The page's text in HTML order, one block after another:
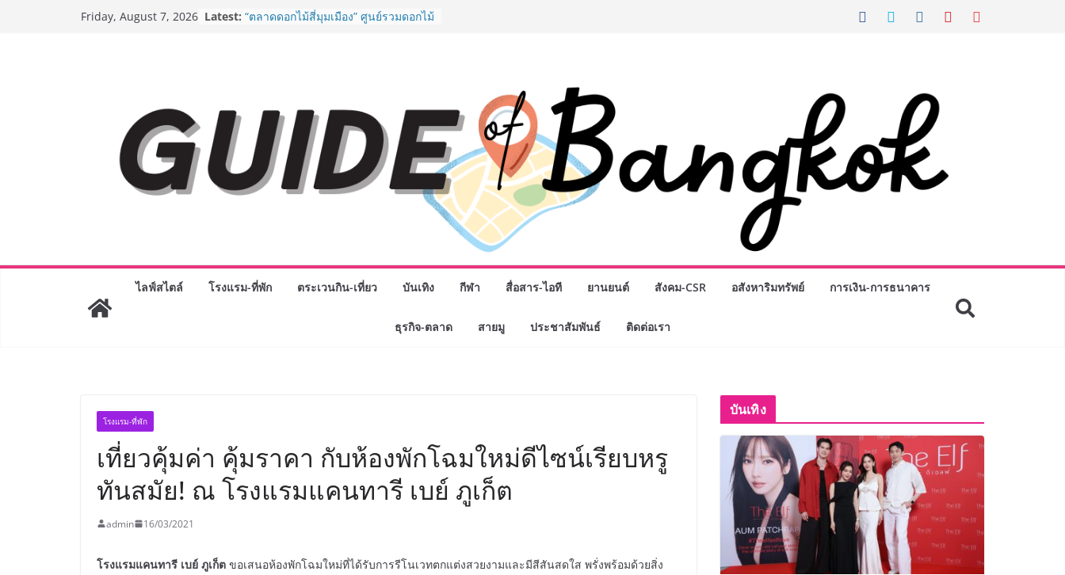
Friday, August 7, 2026 Latest: “ตลาดดอกไม้สี่มุมเมือง” ศูนย์รวมดอกไม้
“CE-7 MATCH” ฝีมือคนไทย ร่วมภารกิจ
สำรวจดวงจันทร์ 24 สิงหาคมนี้
8.8 “ซูเลียน” รวมพลังนักธุรกิจทั่ว
ประเทศ จัดประชุมใหญ่แห่งปี พบ CEO
“ดร.ปิยะวัฒน์” ถ่ายทอดวิสัยทัศน์ธุรกิจ
พร้อมฟรีคอนเสิร์ต “โชค รถแห่” ยกวง
AirAsia X SEE FAH พันธมิตรทางธุรกิจ
BEDO เดินหน้าจัดกิจกรรมเจรจาธุรกิจ
“BIO TRADE CONNECT 2026” ยก
ไลฟ์สไตล์ โรงแรม-ที่พัก ตระเวนกิน-เที่ยว บันเทิง กีฬา สื่อสาร-ไอที ยานยนต์ สังคม-CSR อสังหาริมทรัพย์ การเงิน-การธนาคาร
ธุรกิจ-ตลาด สายมู ประชาสัมพันธ์ ติดต่อเรา
โรงแรม-ที่พัก
เที่ยวคุ้มค่า คุ้มราคา กับห้องพักโฉมใหม่ดีไซน์เรียบหรู
ทันสมัย! ณ โรงแรมแคนทารี เบย์ ภูเก็ต
admin 16/03/2021
โรงแรมแคนทารี เบย์ ภูเก็ต ขอเสนอห้องพักโฉมใหม่ที่ได้รับการรีโนเวทตกแต่งสวยงามและมีสีสันสดใส พรั่งพร้อมด้วยสิ่ง
บันเทิง